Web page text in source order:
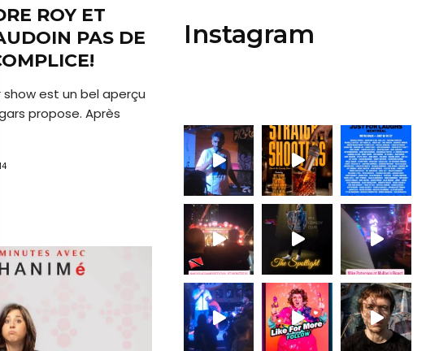
ROY ET
PAS DE
est un bel aperçu
propose. Après
Instagram